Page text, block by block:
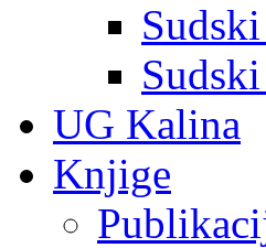
UG Kalina
Knjige